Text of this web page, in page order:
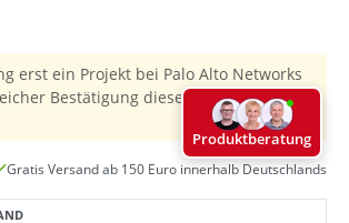
erst ein Projekt bei Palo Alto Networks
Bestätigung diesen Preis & die
Gratis Versand ab 150 Euro innerhalb Deutschlands
Produktberatung